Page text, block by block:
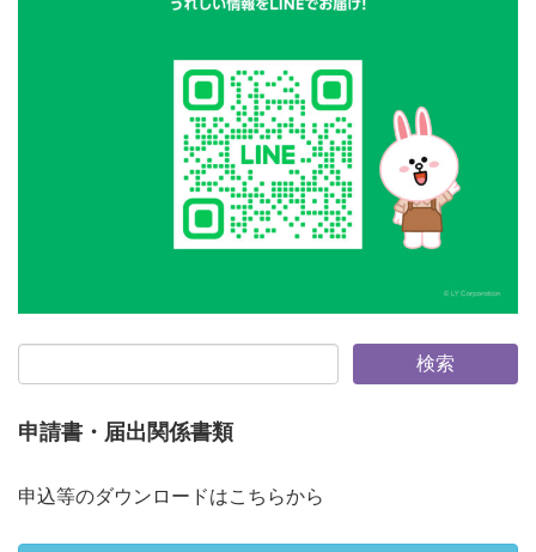
申請書・届出関係書類
申込等のダウンロードはこちらから